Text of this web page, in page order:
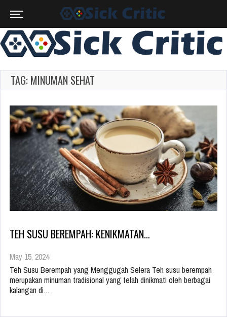
TAG: MINUMAN SEHAT
TEH SUSU BEREMPAH: KENIKMATAN…
May 15, 2024
Teh Susu Berempah yang Menggugah Selera Teh susu berempah
merupakan minuman tradisional yang telah dinikmati oleh berbagai
kalangan di…